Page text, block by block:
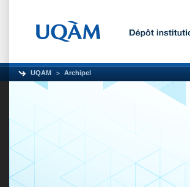
UQAM Archipel